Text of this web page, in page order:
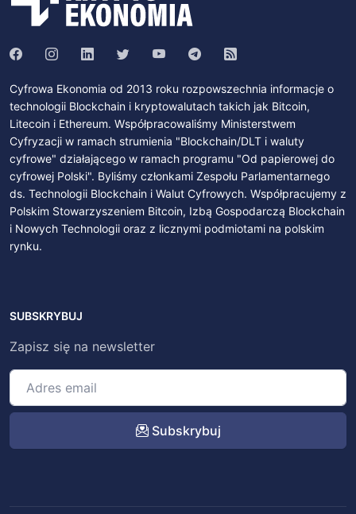
Cyfrowa Ekonomia od 2013 roku rozpowszechnia informacje o
technologii Blockchain i kryptowalutach takich jak Bitcoin,
Litecoin i Ethereum. Współpracowaliśmy Ministerstwem
Cyfryzacji w ramach strumienia "Blockchain/DLT i waluty
cyfrowe" działającego w ramach programu "Od papierowej do
cyfrowej Polski". Byliśmy członkami Zespołu Parlamentarnego
ds. Technologii Blockchain i Walut Cyfrowych. Współpracujemy z
Polskim Stowarzyszeniem Bitcoin, Izbą Gospodarczą Blockchain
i Nowych Technologii oraz z licznymi podmiotami na polskim
rynku.
SUBSKRYBUJ
Zapisz się na newsletter
Subskrybuj